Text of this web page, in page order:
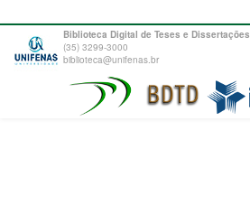
Biblioteca Digital de Teses e Dissertações
(35) 3299-3000
biblioteca@unifenas.br